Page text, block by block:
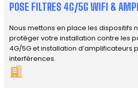
POSE FILTRES 4G/5G WIFI &
Nous mettons en place les dispositifs
protéger votre installation contre les
4G/5G et installation d’amplificateurs
interférences.